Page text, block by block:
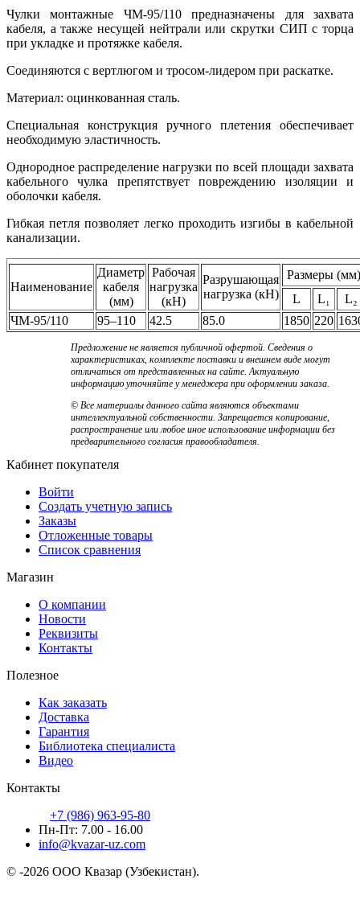
Чулки монтажные ЧМ-95/110 предназначены для захвата
кабеля, а также несущей нейтрали или скрутки СИП с торца
при укладке и протяжке кабеля.
Соединяются с вертлюгом и тросом-лидером при раскатке.
Материал: оцинкованная сталь.
Специальная конструкция ручного плетения обеспечивает
необходимую эластичность.
Однородное распределение нагрузки по всей площади захвата
кабельного чулка препятствует повреждению изоляции и
оболочки кабеля.
Гибкая петля позволяет легко проходить изгибы в кабельной
канализации.
Наименование
Диаметр
кабеля
(мм)
Рабочая
нагрузка
(кН)
Разрушающая
нагрузка (кН)
Размеры (мм)
L
L₁
L₂
ЧМ-95/110
95–110 42.5 85.0 1850 220
Предложение не является публичной офертой. Сведения о
характеристиках, комплекте поставки и внешнем виде могут
отличаться от представленных на сайте. Актуальную
информацию уточняйте у менеджера при оформлении заказа.
© Все материалы данного сайта являются объектами
интеллектуальной собственности. Запрещается копирование,
распространение или любое иное использование информации без
предварительного согласия правообладателя.
Кабинет покупателя
Войти
Создать учетную запись
Заказы
Отложенные товары
Список сравнения
Магазин
О компании
Новости
Реквизиты
Контакты
Полезное
Как заказать
Доставка
Гарантия
Библиотека специалиста
Видео
Контакты
+7 (986) 963-95-80
Пн-Пт: 7.00 - 16.00
info@kvazar-uz.com
© -2026 ООО Квазар (Узбекистан).